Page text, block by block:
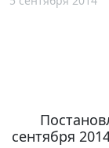
сентября